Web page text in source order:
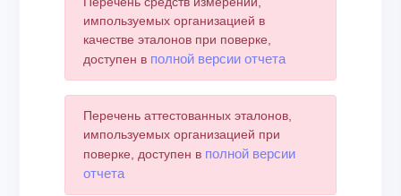
импользуемых организацией в
качестве эталонов при поверке,
доступен в полной версии отчета
Перечень аттестованных эталонов,
импользуемых организацией при
поверке, доступен в полной версии
отчета